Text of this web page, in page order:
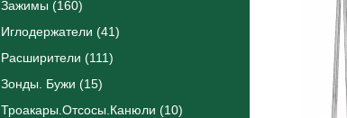
Зажимы (160)
Иглодержатели (41)
Расширители (111)
Зонды. Бужи (15)
Троакары.Отсосы.Канюли (10)